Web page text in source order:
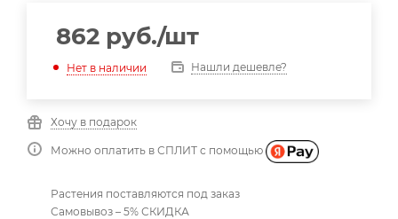
862 руб./шт
Нет в наличии Нашли дешевле?
Хочу в подарок
Можно оплатить в СПЛИТ с помощью
Растения поставляются под заказ
Самовывоз – 5% СКИДКА